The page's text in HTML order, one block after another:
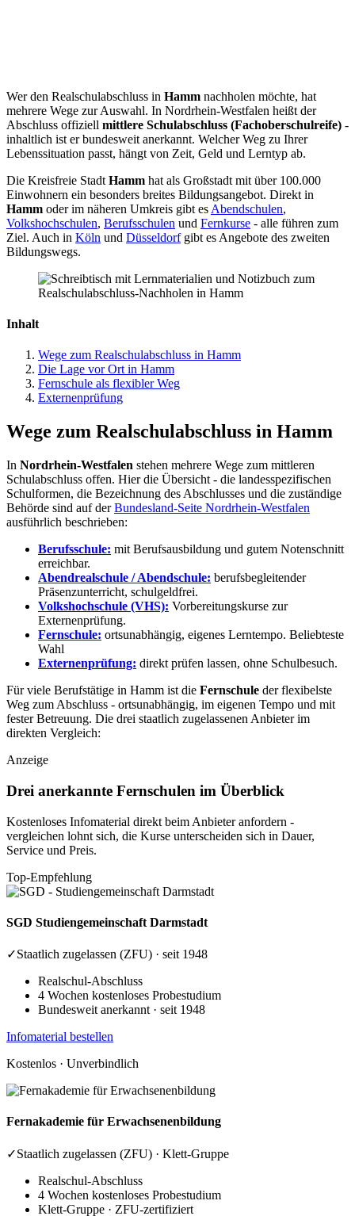
Wer den Realschulabschluss in Hamm nachholen möchte, hat
mehrere Wege zur Auswahl. In Nordrhein-Westfalen heißt der
Abschluss offiziell mittlere Schulabschluss (Fachoberschulreife) -
inhaltlich ist er bundesweit anerkannt. Welcher Weg zu Ihrer
Lebenssituation passt, hängt von Zeit, Geld und Lerntyp ab.
Die Kreisfreie Stadt Hamm hat als Großstadt mit über 100.000
Einwohnern ein besonders breites Bildungsangebot. Direkt in
Hamm oder im näheren Umkreis gibt es Abendschulen,
Volkshochschulen, Berufsschulen und Fernkurse - alle führen zum
Ziel. Auch in Köln und Düsseldorfgibt es Angebote des zweiten
Bildungswegs.
Inhalt
Wege zum Realschulabschluss in Hamm
Die Lage vor Ort in Hamm
Fernschule als flexibler Weg
Externenprüfung
Wege zum Realschulabschluss in Hamm
In Nordrhein-Westfalen stehen mehrere Wege zum mittleren
Schulabschluss offen. Hier die Übersicht - die landesspezifischen
Schulformen, die Bezeichnung des Abschlusses und die zuständige
Behörde sind auf derBundesland-Seite Nordrhein-Westfalen
ausführlich beschrieben:
Berufsschule: mit Berufsausbildung und gutem Notenschnitt
erreichbar.
Abendrealschule / Abendschule: berufsbegleitender
Präsenzunterricht, schulgeldfrei.
Volkshochschule (VHS): Vorbereitungskurse zur
Externenprüfung.
Fernschule: ortsunabhängig, eigenes Lerntempo. Beliebteste
Wahl
Externenprüfung: direkt prüfen lassen, ohne Schulbesuch.
Für viele Berufstätige in Hamm ist die Fernschule der flexibelste
Weg zum Abschluss - ortsunabhängig, im eigenen Tempo und mit
fester Betreuung. Die drei staatlich zugelassenen Anbieter im
direkten Vergleich:
Anzeige
Drei anerkannte Fernschulen im Überblick
Kostenloses Infomaterial direkt beim Anbieter anfordern -
vergleichen lohnt sich, die Kurse unterscheiden sich in Dauer,
Service und Preis.
Top-Empfehlung
SGD Studiengemeinschaft Darmstadt
✓Staatlich zugelassen (ZFU) · seit 1948
Realschul-Abschluss
4 Wochen kostenloses Probestudium
Bundesweit anerkannt · seit 1948
Infomaterial bestellen
Kostenlos · Unverbindlich
Fernakademie für Erwachsenenbildung
✓Staatlich zugelassen (ZFU) · Klett-Gruppe
Realschul-Abschluss
4 Wochen kostenloses Probestudium
Klett-Gruppe · ZFU-zertifiziert